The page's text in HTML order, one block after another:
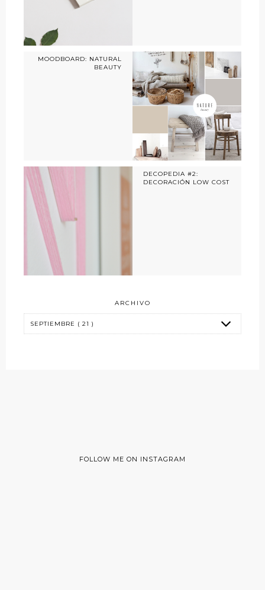
MOODBOARD: NATURAL
BEAUTY
DECOPEDIA #2:
DECORACIÓN LOW COST
ARCHIVO
FOLLOW ME ON INSTAGRAM